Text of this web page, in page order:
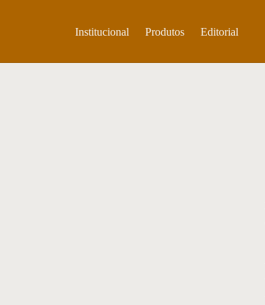
Institucional Produtos Editorial